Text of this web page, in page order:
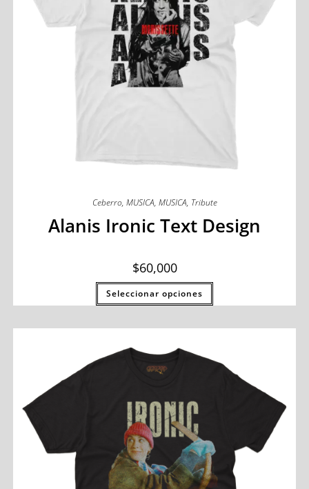
Ceberro, MUSICA, MUSICA, Tribute
Alanis Ironic Text Design
$60,000
Seleccionar opciones